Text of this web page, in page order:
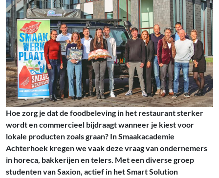
Hoe zorg je dat de foodbeleving in het restaurant sterker
wordt en commercieel bijdraagt wanneer je kiest voor
lokale producten zoals graan? In Smaakacademie
Achterhoek kregen we vaak deze vraag van ondernemers
in horeca, bakkerijen en telers. Met een diverse groep
studenten van Saxion, actief in het Smart Solution